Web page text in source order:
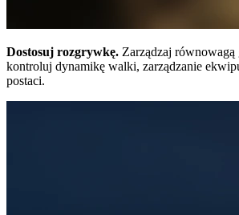
Dostosuj rozgrywkę. Zarządzaj
kontroluj dynamikę walki, zarządzanie
postaci.